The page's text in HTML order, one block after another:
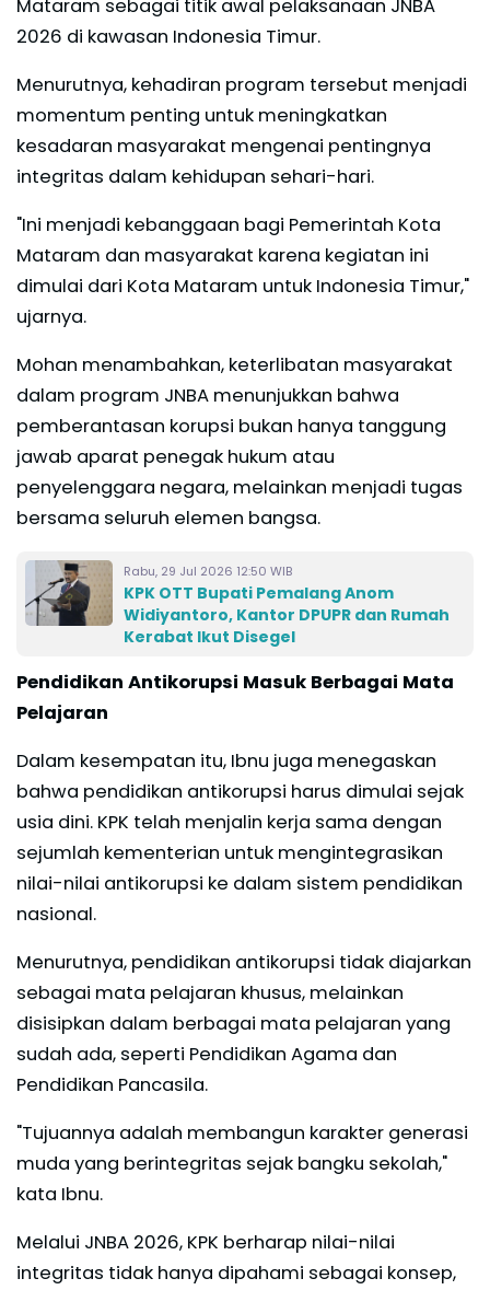
Mataram sebagai titik awal pelaksanaan JNBA
2026 di kawasan Indonesia Timur.
Menurutnya, kehadiran program tersebut menjadi
momentum penting untuk meningkatkan
kesadaran masyarakat mengenai pentingnya
integritas dalam kehidupan sehari-hari.
"Ini menjadi kebanggaan bagi Pemerintah Kota
Mataram dan masyarakat karena kegiatan ini
dimulai dari Kota Mataram untuk Indonesia Timur,"
ujarnya.
Mohan menambahkan, keterlibatan masyarakat
dalam program JNBA menunjukkan bahwa
pemberantasan korupsi bukan hanya tanggung
jawab aparat penegak hukum atau
penyelenggara negara, melainkan menjadi tugas
bersama seluruh elemen bangsa.
Rabu, 29 Jul 2026 12:50 WIB
KPK OTT Bupati Pemalang Anom
Widiyantoro, Kantor DPUPR dan Rumah
Kerabat Ikut Disegel
Pendidikan Antikorupsi Masuk Berbagai Mata
Pelajaran
Dalam kesempatan itu, Ibnu juga menegaskan
bahwa pendidikan antikorupsi harus dimulai sejak
usia dini. KPK telah menjalin kerja sama dengan
sejumlah kementerian untuk mengintegrasikan
nilai-nilai antikorupsi ke dalam sistem pendidikan
nasional.
Menurutnya, pendidikan antikorupsi tidak diajarkan
sebagai mata pelajaran khusus, melainkan
disisipkan dalam berbagai mata pelajaran yang
sudah ada, seperti Pendidikan Agama dan
Pendidikan Pancasila.
"Tujuannya adalah membangun karakter generasi
muda yang berintegritas sejak bangku sekolah,"
kata Ibnu.
Melalui JNBA 2026, KPK berharap nilai-nilai
integritas tidak hanya dipahami sebagai konsep,